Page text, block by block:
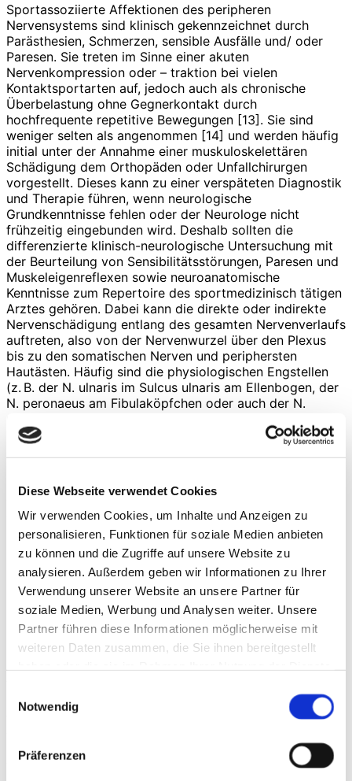
Diese Webseite verwendet Cookies
Wir verwenden Cookies, um Inhalte und Anzeigen zu
personalisieren, Funktionen für soziale Medien anbieten
zu können und die Zugriffe auf unsere Website zu
analysieren. Außerdem geben wir Informationen zu Ihrer
Verwendung unserer Website an unsere Partner für
soziale Medien, Werbung und Analysen weiter. Unsere
Partner führen diese Informationen möglicherweise mit
weiteren Daten zusammen, die Sie ihnen bereitgestellt
Notwendig
Präferenzen
Sportassoziierte Affektionen des peripheren
Nervensystems sind klinisch gekennzeichnet durch
Parästhesien, Schmerzen, sensible Ausfälle und/ oder
Paresen. Sie treten im Sinne einer akuten
Nervenkompression oder – traktion bei vielen
Kontaktsportarten auf, jedoch auch als chronische
Überbelastung ohne Gegnerkontakt durch
hochfrequente repetitive Bewegungen [13]. Sie sind
weniger selten als angenommen [14] und werden häufig
initial unter der Annahme einer muskuloskelettären
Schädigung dem Orthopäden oder Unfallchirurgen
vorgestellt. Dieses kann zu einer verspäteten Diagnostik
und Therapie führen, wenn neurologische
Grundkenntnisse fehlen oder der Neurologe nicht
frühzeitig eingebunden wird. Deshalb sollten die
differenzierte klinisch-neurologische Untersuchung mit
der Beurteilung von Sensibilitätsstörungen, Paresen und
Muskeleigenreflexen sowie neuroanatomische
Kenntnisse zum Repertoire des sportmedizinisch tätigen
Arztes gehören. Dabei kann die direkte oder indirekte
Nervenschädigung entlang des gesamten Nervenverlaufs
auftreten, also von der Nervenwurzel über den Plexus
bis zu den somatischen Nerven und periphersten
Hautästen. Häufig sind die physiologischen Engstellen
(z. B. der N. ulnaris im Sulcus ulnaris am Ellenbogen, der
N. peronaeus am Fibulaköpfchen oder auch der N.
Nervenkompression. Schwieriger kann die Diagnostik
auch ambitionierte Breitensportler betroffen, die
aufgrund ihrer reduzierten sporttechnischen Ausbildung
und eines geringeren Grundlagentrainings eine
Risikogruppe darstellen [15].
Neben der dezidierten neurologischen Untersuchung
kommen unterstützend elektrophysiologische
Untersuchungen zum Einsatz, insbesondere
Elektroneurographie (ENG) und Elektromyographie
(EMG), deren differenzierte Durchführung und
Beurteilung zumeist dem Neurologen vorbehalten ist.
Diese helfen, neben dem klinischen Befund, die eminent
Nervenschädigung vorzunehmen (siehe Tabelle 2), von
der auch die Art der Therapie abhängt. In den letzten
gewonnen, insbesondere durch moderne